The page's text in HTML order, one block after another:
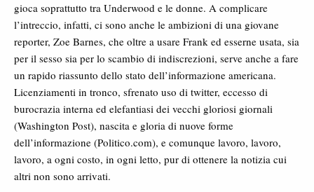
gioca soprattutto tra Underwood e le donne. A complicare
l’intreccio, infatti, ci sono anche le ambizioni di una giovane
reporter, Zoe Barnes, che oltre a usare Frank ed esserne usata, sia
per il sesso sia per lo scambio di indiscrezioni, serve anche a fare
un rapido riassunto dello stato dell’informazione americana.
Licenziamenti in tronco, sfrenato uso di twitter, eccesso di
burocrazia interna ed elefantiasi dei vecchi gloriosi giornali
(Washington Post), nascita e gloria di nuove forme
dell’informazione (Politico.com), e comunque lavoro, lavoro,
lavoro, a ogni costo, in ogni letto, pur di ottenere la notizia cui
altri non sono arrivati.